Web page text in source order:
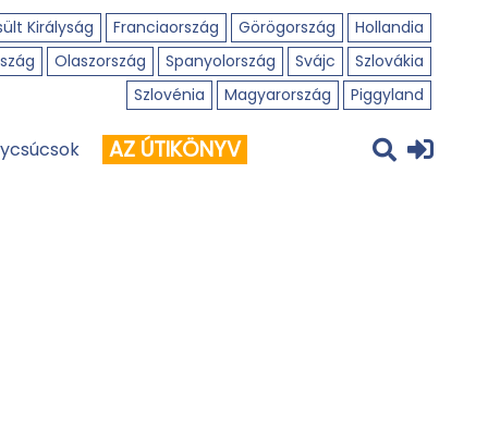
Királyság Franciaország Görögország
Hollandia
Olaszország Spanyolország Svájc
Szlovákia
Szlovénia
Magyarország Piggyland
AZ ÚTIKÖNYV